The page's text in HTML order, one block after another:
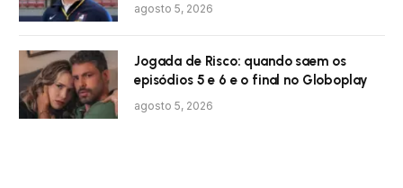
agosto 5, 2026
Jogada de Risco: quando saem os
episódios 5 e 6 e o final no Globoplay
agosto 5, 2026